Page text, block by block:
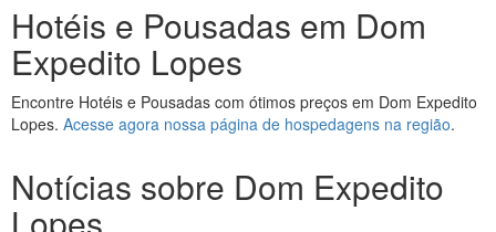
Hotéis e Pousadas em Dom
Expedito Lopes
Encontre Hotéis e Pousadas com ótimos preços em Dom Expedito
Lopes. Acesse agora nossa página de hospedagens na região.
Notícias sobre Dom Expedito